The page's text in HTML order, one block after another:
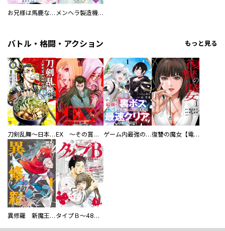
お兄様は馬鹿なんですか？～地味王女は婚約破棄に巻き込まれる～ メンヘラ製造機の公爵令息（過保護）が溺愛してきます
バトル・格闘・アクション もっと見る
刀剣乱舞～日本号つれづれ酒～ EX ～その賞金稼ぎは、世界の出口を探す～【単行本版】 ゲーム内最強の『裏ボス』に転生したので、主人公の代わりに最速クリアを目指します！【電子単行本版】 復讐の魔女【電子単行本版】
異修羅 新魔王戦争 タイプＢ～48時間後、致死率100％～【単話】